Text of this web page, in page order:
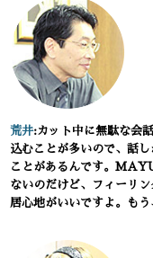
荒井:カット中に無駄な会
込むことが多いので、話
ことがあるんです。
ないのだけど、フィーリ
居心地がいいですよ。もう